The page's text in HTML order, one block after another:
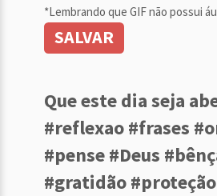
*Lembrando que GIF não possui
SALVAR
Que este dia seja
#reflexao #frases
#pense #Deus
#gratidão